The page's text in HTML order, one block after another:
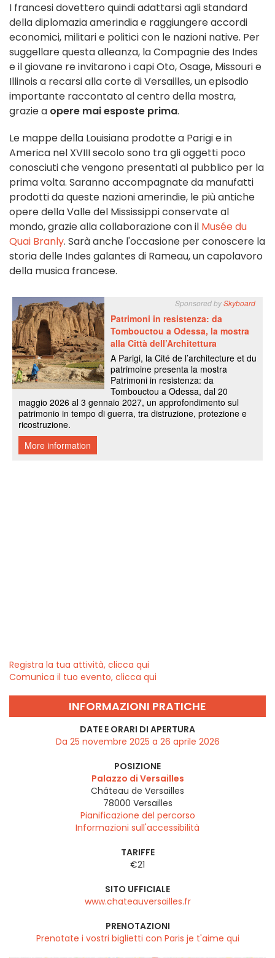
I francesi dovettero quindi adattarsi agli standard
della diplomazia amerindia e raggiungere accordi
economici, militari e politici con le nazioni native. Per
suggellare questa alleanza, la Compagnie des Indes
e il giovane re invitarono i capi Oto, Osage, Missouri e
Illinois a recarsi alla corte di Versailles, un episodio
importante raccontato al centro della mostra,
grazie a opere mai esposte prima.
Le mappe della Louisiana prodotte a Parigi e in
America nel XVIII secolo sono tra gli oggetti poco
conosciuti che vengono presentati al pubblico per la
prima volta. Saranno accompagnate da manufatti
prodotti da queste nazioni amerindie, le più antiche
opere della Valle del Mississippi conservate al
mondo, grazie alla collaborazione con il Musée du
Quai Branly. Sarà anche l'occasione per conoscere la
storia delle Indes galantes di Rameau, un capolavoro
della musica francese.
Registra la tua attività, clicca qui
Comunica il tuo evento, clicca qui
INFORMAZIONI PRATICHE
DATE E ORARI DI APERTURA
Da 25 novembre 2025 a 26 aprile 2026
POSIZIONE
Palazzo di Versailles
Château de Versailles
78000 Versailles
Pianificazione del percorso
Informazioni sull'accessibilità
TARIFFE
€21
SITO UFFICIALE
www.chateauversailles.fr
PRENOTAZIONI
Prenotate i vostri biglietti con Paris je t'aime qui